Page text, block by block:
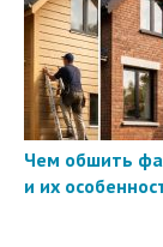
Чем обшить
и их